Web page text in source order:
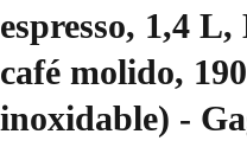
espresso, 1,4 L,
café molido,
inoxidable) -